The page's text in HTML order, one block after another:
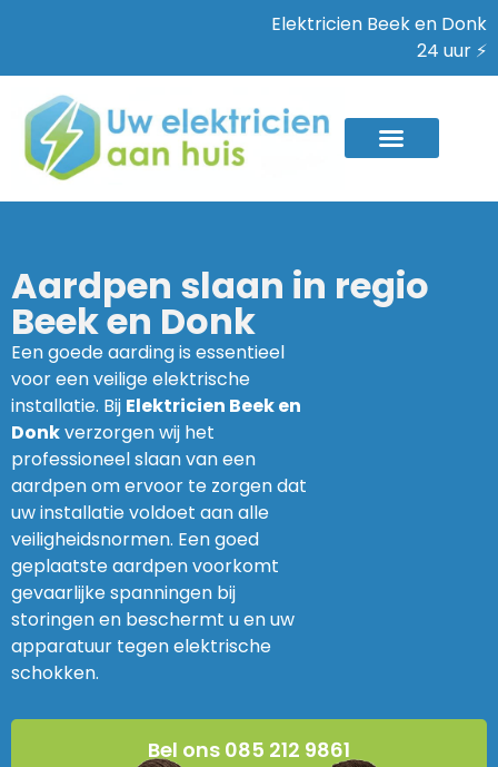
Elektricien Beek en Donk
24 uur ⚡
Aardpen slaan in regio
Beek en Donk
Een goede aarding is essentieel
voor een veilige elektrische
installatie. Bij Elektricien Beek en
Donkverzorgen wij het
professioneel slaan van een
aardpen om ervoor te zorgen dat
uw installatie voldoet aan alle
veiligheidsnormen. Een goed
geplaatste aardpen voorkomt
gevaarlijke spanningen bij
storingen en beschermt u en uw
apparatuur tegen elektrische
schokken.
Bel ons 085 212 9861